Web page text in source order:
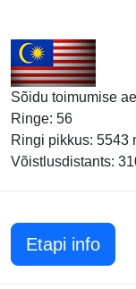
Sõidu toimumise
Ringe: 56
Ringi pikkus: 5543
Võistlusdistants:
Etapi info